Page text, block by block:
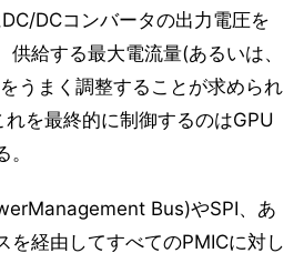
DCコンバータの出力電圧を
給する最大電流量(あるいは、
うまく調整することが求められ
を最終的に制御するのはGPU
Bus)やSPI、あ
を経由してすべてのPMICに対し